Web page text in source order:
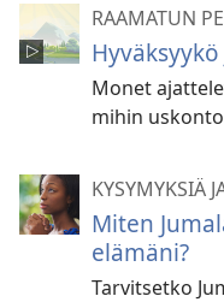
RAAMATUN
Monet
mihin
KYSYMYKSIÄ
Miten
elämäni?
Tarvitsetko